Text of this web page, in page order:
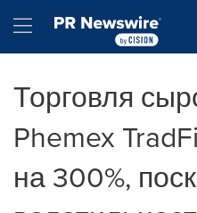
Hamburger menu
Торговля
Phemex
на 300%,